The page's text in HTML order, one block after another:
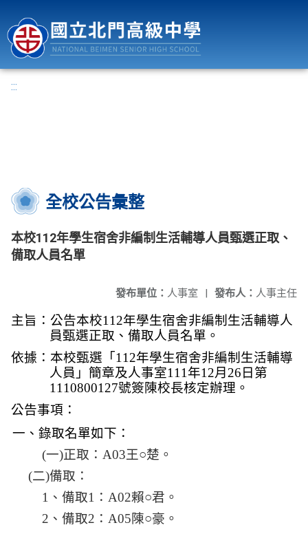
:::
全校公告彙整
本校112年學生宿舍非編制生活輔導人員甄選正取、
備取人員名單
發布人： 人事主任
發布單位： 人事室 |
主旨：公告本校112年學生宿舍非編制生活輔導人
員甄選正取、備取人員名單。
依據：本校甄選「112年學生宿舍非編制生活輔導
人員」簡章及人事室111年12月26日第
1110800127號簽陳校長核定辦理。
公告事項：
一、錄取名單如下：
(一)正取：A03王○楚。
(二)備取：
1 、備取1：A02賴○君。
2 、備取2：A05陳○豪。